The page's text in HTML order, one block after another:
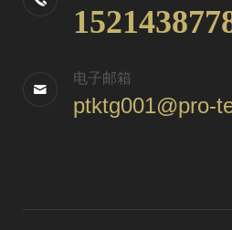
电子邮箱
ptktg001@pro-